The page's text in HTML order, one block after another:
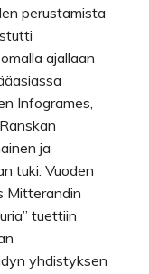
perustamista
ajallaan
Infogrames,
ja
tuki. Vuoden
Mitterandin
tuettiin
yhdistyksen